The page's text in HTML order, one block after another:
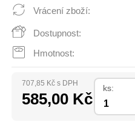
Vrácení zboží:
Dostupnost:
Hmotnost:
707,85 Kč s DPH
585,00 Kč
ks: